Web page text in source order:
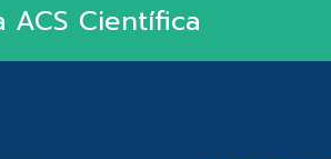
Científica